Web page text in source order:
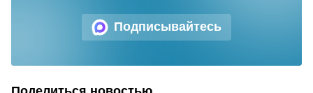
Подписывайтесь